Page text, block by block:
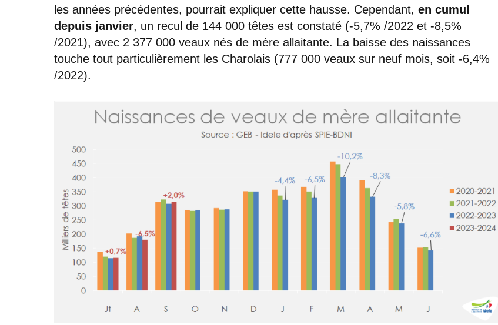
les années précédentes, pourrait expliquer cette hausse. Cependant, en cumul
depuis janvier, un recul de 144 000 têtes est constaté (-5,7% /2022 et -8,5%
/2021), avec 2 377 000 veaux nés de mère allaitante. La baisse des naissances
touche tout particulièrement les Charolais (777 000 veaux sur neuf mois, soit -6,4%
/2022).